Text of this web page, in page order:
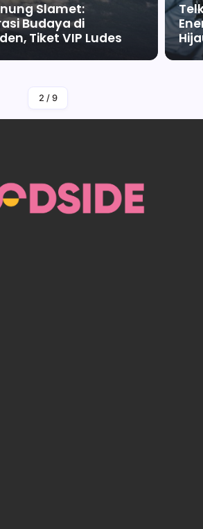
Slamet:
Budaya di
Tiket VIP Ludes
2 / 9